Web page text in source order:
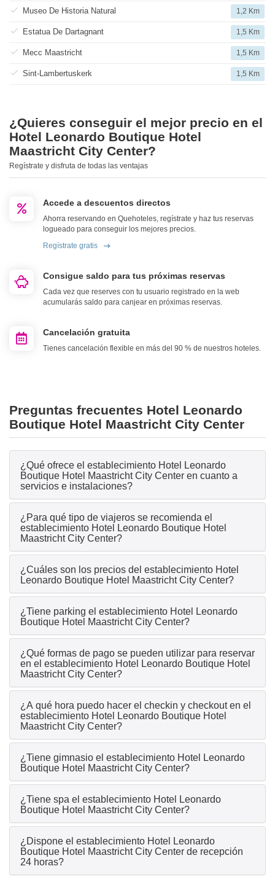
Museo De Historia Natural 1,2 Km
Estatua De Dartagnant 1,5 Km
Mecc Maastricht 1,5 Km
Sint-Lambertuskerk 1,5 Km
¿Quieres conseguir el mejor precio en el
Hotel Leonardo Boutique Hotel
Maastricht City Center?
Regístrate y disfruta de todas las ventajas
Accede a descuentos directos
Ahorra reservando en Quehoteles, regístrate y haz tus reservas
logueado para conseguir los mejores precios.
Regístrate gratis
Consigue saldo para tus próximas reservas
Cada vez que reserves con tu usuario registrado en la web
acumularás saldo para canjear en próximas reservas.
Cancelación gratuita
Tienes cancelación flexible en más del 90 % de nuestros hoteles.
Preguntas frecuentes Hotel Leonardo
Boutique Hotel Maastricht City Center
¿Qué ofrece el establecimiento Hotel Leonardo
Boutique Hotel Maastricht City Center en cuanto a
servicios e instalaciones?
¿Para qué tipo de viajeros se recomienda el
establecimiento Hotel Leonardo Boutique Hotel
Maastricht City Center?
¿Cuáles son los precios del establecimiento Hotel
Leonardo Boutique Hotel Maastricht City Center?
¿Tiene parking el establecimiento Hotel Leonardo
Boutique Hotel Maastricht City Center?
¿Qué formas de pago se pueden utilizar para reservar
en el establecimiento Hotel Leonardo Boutique Hotel
Maastricht City Center?
¿A qué hora puedo hacer el checkin y checkout en el
establecimiento Hotel Leonardo Boutique Hotel
Maastricht City Center?
¿Tiene gimnasio el establecimiento Hotel Leonardo
Boutique Hotel Maastricht City Center?
¿Tiene spa el establecimiento Hotel Leonardo
Boutique Hotel Maastricht City Center?
¿Dispone el establecimiento Hotel Leonardo
Boutique Hotel Maastricht City Center de recepción
24 horas?